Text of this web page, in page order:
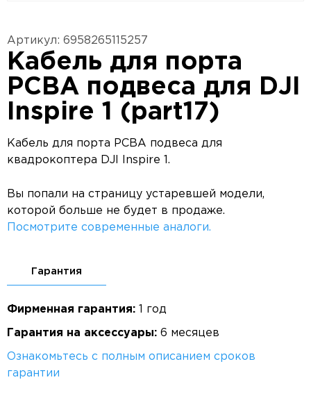
Артикул: 6958265115257
Кабель для порта
PCBA подвеса для DJI
Inspire 1 (part17)
Кабель для порта PCBA подвеса для
квадрокоптера DJI Inspire 1.
Вы попали на страницу устаревшей модели,
которой больше не будет в продаже.
Посмотрите современные аналоги.
Гарантия
Фирменная гарантия: 1 год
Гарантия на аксессуары: 6 месяцев
Ознакомьтесь с полным описанием сроков
гарантии